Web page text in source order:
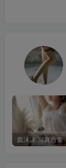
蠢沫沫 写真合集